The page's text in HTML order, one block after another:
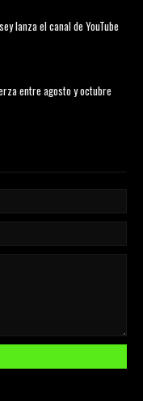
lanza el canal de YouTube
entre agosto y octubre